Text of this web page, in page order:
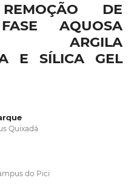
DE
AQUOSA
ARGILA
E SÍLICA GEL
Quixadá
do Pici